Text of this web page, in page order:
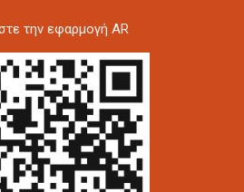
την εφαρμογή AR